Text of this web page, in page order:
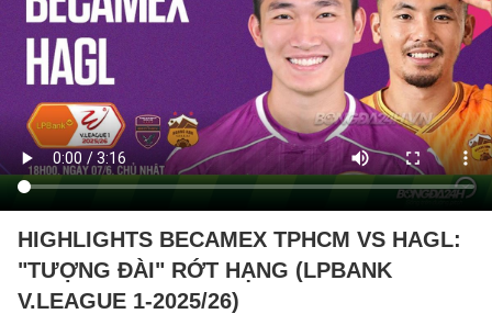
HIGHLIGHTS BECAMEX TPHCM VS HAGL:
"TƯỢNG ĐÀI" RỚT HẠNG (LPBANK
V.LEAGUE 1-2025/26)